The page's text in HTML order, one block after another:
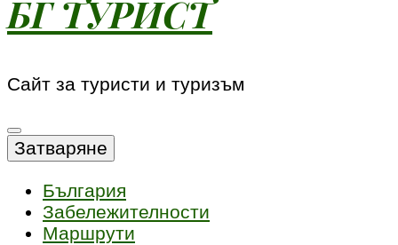
БГ ТУРИСТ
Сайт за туристи и туризъм
Затваряне
България
Забележителности
Маршрути